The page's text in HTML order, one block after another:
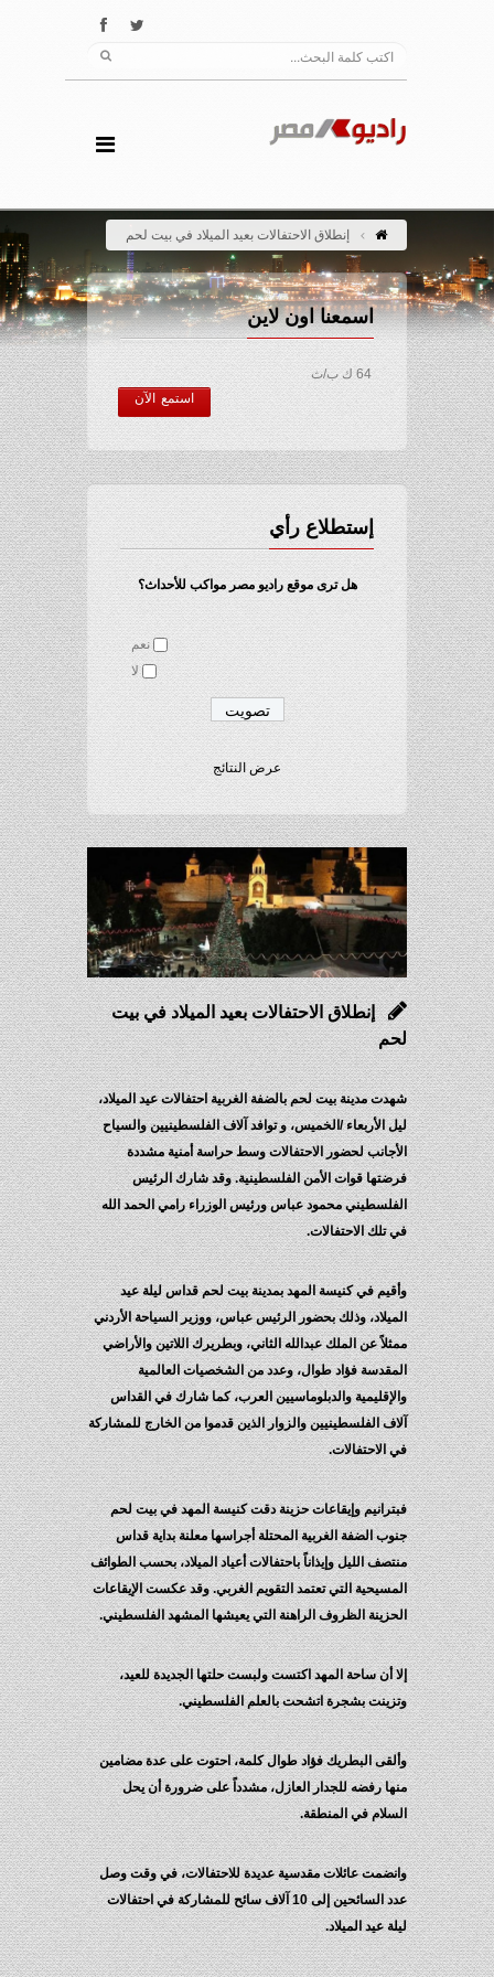
إنطلاق الاحتفالات بعيد الميلاد في بيت لحم
اسمعنا اون لاين
64 ك ب/ث
استمع الآن
إستطلاع رأي
هل ترى موقع راديو مصر مواكب للأحداث؟
نعم
لا
عرض النتائج
إنطلاق الاحتفالات بعيد الميلاد في بيت
لحم
شهدت مدينة بيت لحم بالضفة الغربية احتفالات عيد الميلاد،
ليل الأربعاء /الخميس، و توافد آلاف الفلسطينيين والسياح
الأجانب لحضور الاحتفالات وسط حراسة أمنية مشددة
فرضتها قوات الأمن الفلسطينية. وقد شارك الرئيس
الفلسطيني محمود عباس ورئيس الوزراء رامي الحمد الله
في تلك الاحتفالات.
وأقيم في كنيسة المهد بمدينة بيت لحم قداس ليلة عيد
الميلاد، وذلك بحضور الرئيس عباس، ووزير السياحة الأردني
ممثلاً عن الملك عبدالله الثاني، وبطريرك اللاتين والأراضي
المقدسة فؤاد طوال، وعدد من الشخصيات العالمية
والإقليمية والدبلوماسيين العرب، كما شارك في القداس
آلاف الفلسطينيين والزوار الذين قدموا من الخارج للمشاركة
في الاحتفالات.
فبترانيم وإيقاعات حزينة دقت كنيسة المهد في بيت لحم
جنوب الضفة الغربية المحتلة أجراسها معلنة بداية قداس
منتصف الليل وإيذاناً باحتفالات أعياد الميلاد، بحسب الطوائف
المسيحية التي تعتمد التقويم الغربي. وقد عكست الإيقاعات
الحزينة الظروف الراهنة التي يعيشها المشهد الفلسطيني.
إلا أن ساحة المهد اكتست ولبست حلتها الجديدة للعيد،
وتزينت بشجرة اتشحت بالعلم الفلسطيني.
وألقى البطريك فؤاد طوال كلمة، احتوت على عدة مضامين
منها رفضه للجدار العازل، مشدداً على ضرورة أن يحل
السلام في المنطقة.
وانضمت عائلات مقدسية عديدة للاحتفالات، في وقت وصل
عدد السائحين إلى 10 آلاف سائح للمشاركة في احتفالات
ليلة عيد الميلاد.